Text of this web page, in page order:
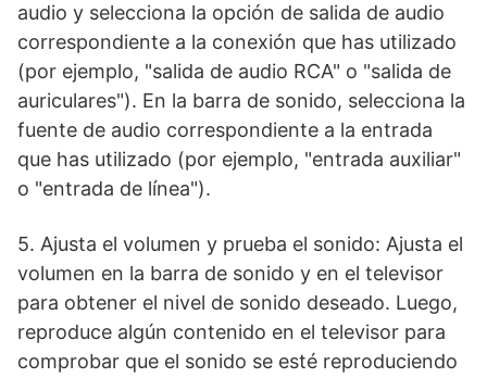
audio y selecciona la opción de salida de audio
correspondiente a la conexión que has utilizado
(por ejemplo, "salida de audio RCA" o "salida de
auriculares"). En la barra de sonido, selecciona la
fuente de audio correspondiente a la entrada
que has utilizado (por ejemplo, "entrada auxiliar"
o "entrada de línea").
5. Ajusta el volumen y prueba el sonido: Ajusta el
volumen en la barra de sonido y en el televisor
para obtener el nivel de sonido deseado. Luego,
reproduce algún contenido en el televisor para
comprobar que el sonido se esté reproduciendo